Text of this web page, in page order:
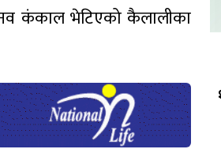
कंकाल भेटिएको कैलालीका